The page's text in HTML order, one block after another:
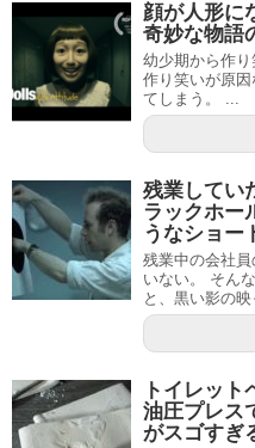
顔が人形に
奇妙な物語
幼少期から作
作り笑いが原
てしまう。 ...
残業してい
ラックホー
うなショー
残業中の会社
いない。 そん
と、黒い影の映
トイレット
油圧プレス
がスゴすぎ